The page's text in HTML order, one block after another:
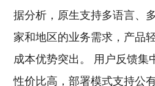
据分析，原生支持多语言、
家和地区的业务需求，产品
成本优势突出。 用户反馈集
性价比高，部署模式支持公